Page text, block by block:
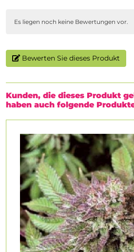
Es liegen noch keine Bewertungen vor.
Bewerten Sie dieses Produkt
Kunden, die dieses Produkt
haben auch folgende